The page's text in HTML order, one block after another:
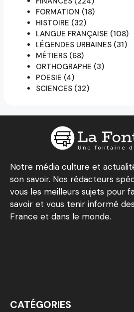
FORMATION (18)
HISTOIRE (32)
LANGUE FRANÇAISE (108)
LÉGENDES URBAINES (31)
MÉTIERS (68)
ORTHOGRAPHE (3)
POESIE (4)
SCIENCES (32)
Notre média culture et
son savoir. Nos rédacteurs
vous les meilleurs sujets pour
savoir et vous tenir informé
France et dans le monde.
CATÉGORIES